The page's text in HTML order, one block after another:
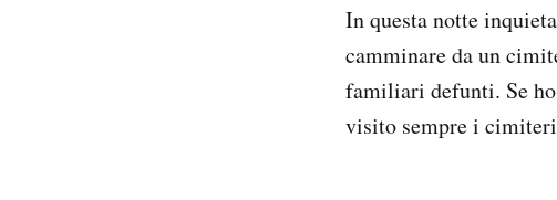
In questa notte
camminare da un
familiari defunti. Se
visito sempre i